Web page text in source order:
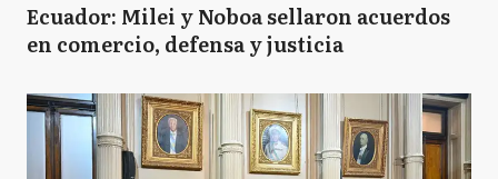
Ecuador: Milei y Noboa sellaron acuerdos
en comercio, defensa y justicia